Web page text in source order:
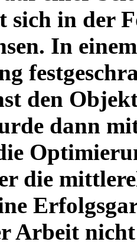
sich in der
In
den
dann
die
Arbeit